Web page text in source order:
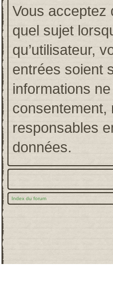
Vous acceptez
quel sujet
qu’utilisateur,
entrées soient
informations
responsables
données.
Index du forum